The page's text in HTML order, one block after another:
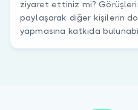
ziyaret ettiniz mi?
paylaşarak diğer kişilerin
yapmasına katkıda